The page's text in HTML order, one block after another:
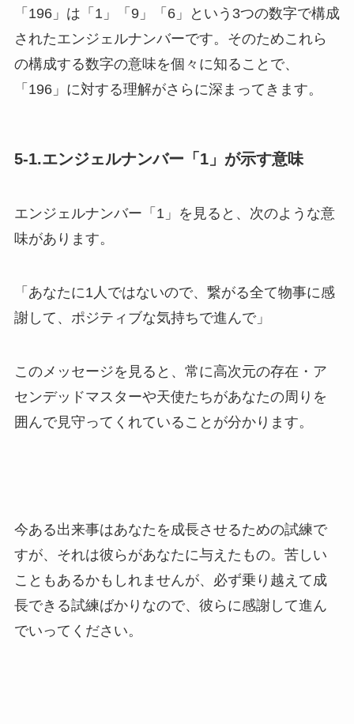
「196」は「1」「9」「6」という3つの数字で構成
されたエンジェルナンバーです。そのためこれら
の構成する数字の意味を個々に知ることで、
「196」に対する理解がさらに深まってきます。
5-1.エンジェルナンバー「1」が示す意味
エンジェルナンバー「1」を見ると、次のような意
味があります。
「あなたに1人ではないので、繋がる全て物事に感
謝して、ポジティブな気持ちで進んで」
このメッセージを見ると、常に高次元の存在・ア
センデッドマスターや天使たちがあなたの周りを
囲んで見守ってくれていることが分かります。
今ある出来事はあなたを成長させるための試練で
すが、それは彼らがあなたに与えたもの。苦しい
こともあるかもしれませんが、必ず乗り越えて成
長できる試練ばかりなので、彼らに感謝して進ん
でいってください。